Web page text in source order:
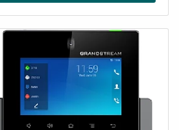
3 niveaux : appareil, réseau,
intensif